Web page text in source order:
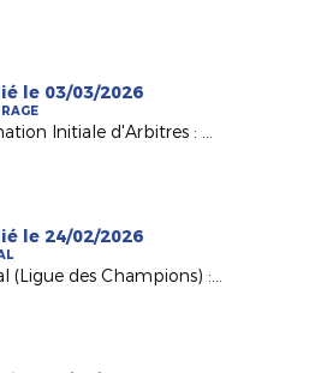
le 03/03/2026
Formation Initiale d'Arbitres : Nathalie, formatrice et référente du Pôle féminin
le 24/02/2026
Futsal (Ligue des Champions) : la remontada de l'Etoile Lavalloise (5-4) !